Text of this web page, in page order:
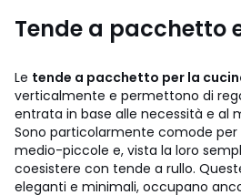
Tende a pacchetto
Le tende a pacchetto per la
verticalmente e permettono di
entrata in base alle necessità e al
Sono particolarmente comode
medio-piccole e, vista la loro
coesistere con tende a rullo.
eleganti e minimali, occupano